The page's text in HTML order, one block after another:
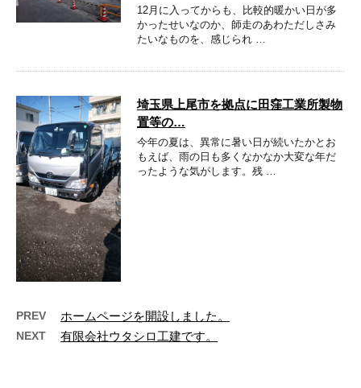
12月に入ってからも、比較的暖かい日が多
かったせいなのか、師走のあわただしさみ
たいなものを、感じられ …
埼玉県上尾市を拠点に田窪工業所製物
置等の…
今年の夏は、異常に暑い日が続いたかとお
もえば、雨の日も多くなかなか大変な年だ
ったような気がします。残 …
PREV ホームページを開設しました。
NEXT 有限会社ウタシロ工建です。